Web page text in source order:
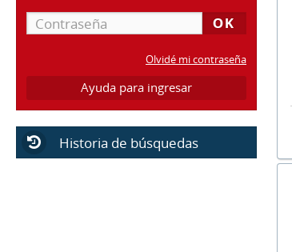
Olvidé mi contraseña
Ayuda para ingresar
Historia de búsquedas